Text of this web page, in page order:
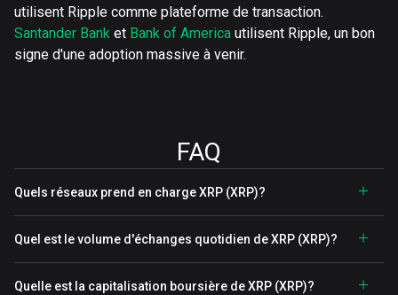
utilisent Ripple comme plateforme de transaction.
Santander Bank et Bank of America utilisent Ripple, un bon
signe d'une adoption massive à venir.
FAQ
Quels réseaux prend en charge XRP (XRP)?
Quel est le volume d'échanges quotidien de XRP (XRP)?
Quelle est la capitalisation boursière de XRP (XRP)?